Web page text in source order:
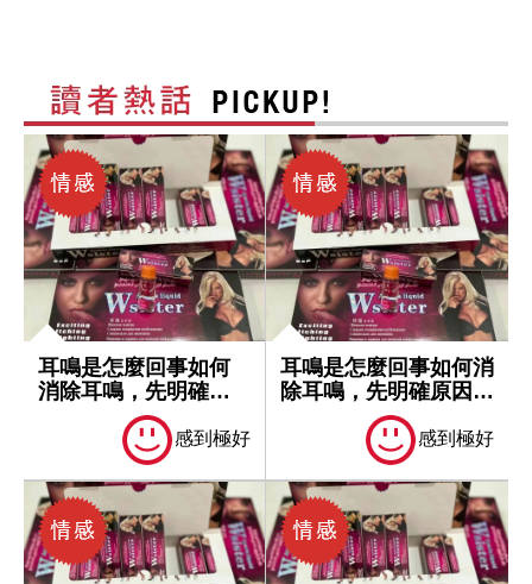
耳鳴是怎麼回事如何
消除耳鳴，先明確原
感到極好
耳鳴是怎麼回事如何消
除耳鳴，先明確原因再
感到極好